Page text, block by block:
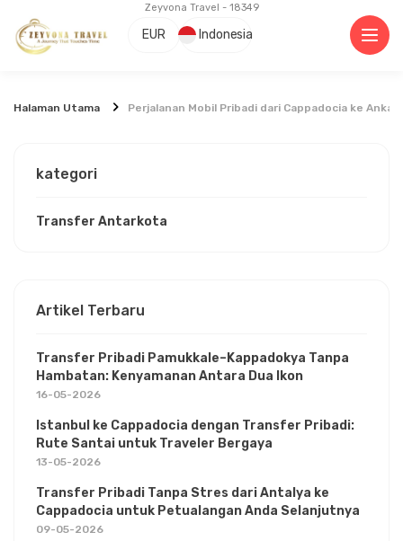
Zeyvona Travel - 18349
EUR Indonesia
Halaman Utama Perjalanan Mobil Pribadi dari Cappadocia ke
kategori
Transfer Antarkota
Artikel Terbaru
Transfer Pribadi Pamukkale–Kappadokya Tanpa
Hambatan: Kenyamanan Antara Dua Ikon
16-05-2026
Istanbul ke Cappadocia dengan Transfer Pribadi:
Rute Santai untuk Traveler Bergaya
13-05-2026
Transfer Pribadi Tanpa Stres dari Antalya ke
Cappadocia untuk Petualangan Anda Selanjutnya
09-05-2026